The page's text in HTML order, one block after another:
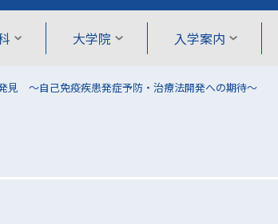
大学院 入学案内
見 〜自己免疫疾患発症予防・治療法開発への期待〜